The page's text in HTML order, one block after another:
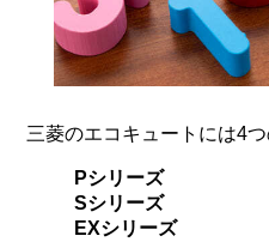
三菱のエコキュートには4
Pシリーズ
Sシリーズ
EXシリーズ